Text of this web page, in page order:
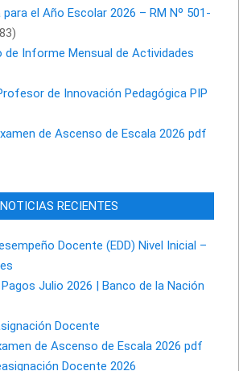
el Año Escolar 2026 – RM Nº 501-
Informe Mensual de Actividades
de Innovación Pedagógica PIP
de Ascenso de Escala 2026 pdf
NOTICIAS RECIENTES
Docente (EDD) Nivel Inicial –
Julio 2026 | Banco de la Nación
Docente
de Ascenso de Escala 2026 pdf
Docente 2026